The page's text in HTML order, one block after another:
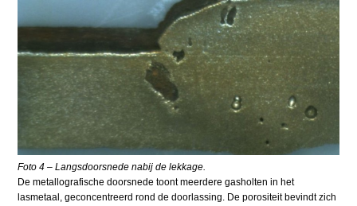
Foto 4 – Langsdoorsnede nabij de lekkage.
De metallografische doorsnede toont meerdere gasholten in het
lasmetaal, geconcentreerd rond de doorlassing. De porositeit bevindt zich